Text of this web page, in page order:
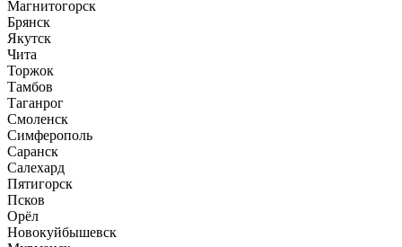
Магнитогорск
Брянск
Якутск
Чита
Торжок
Тамбов
Таганрог
Смоленск
Симферополь
Саранск
Салехард
Пятигорск
Псков
Орёл
Новокуйбышевск